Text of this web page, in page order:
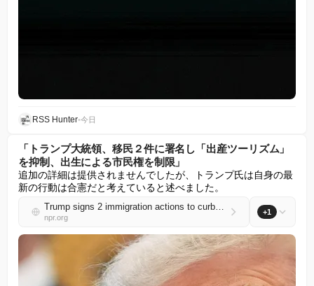
RSS Hunter•今日
「トランプ大統領、移民２件に署名し「出産ツーリズム」
を抑制、出生による市民権を制限」
追加の詳細は提供されませんでしたが、トランプ氏は自身の最
新の行動は合憲だと考えていると述べました。
Trump signs 2 immigration actions to curb 'birth tourism,' limit birthright citizenship
npr.org
+1